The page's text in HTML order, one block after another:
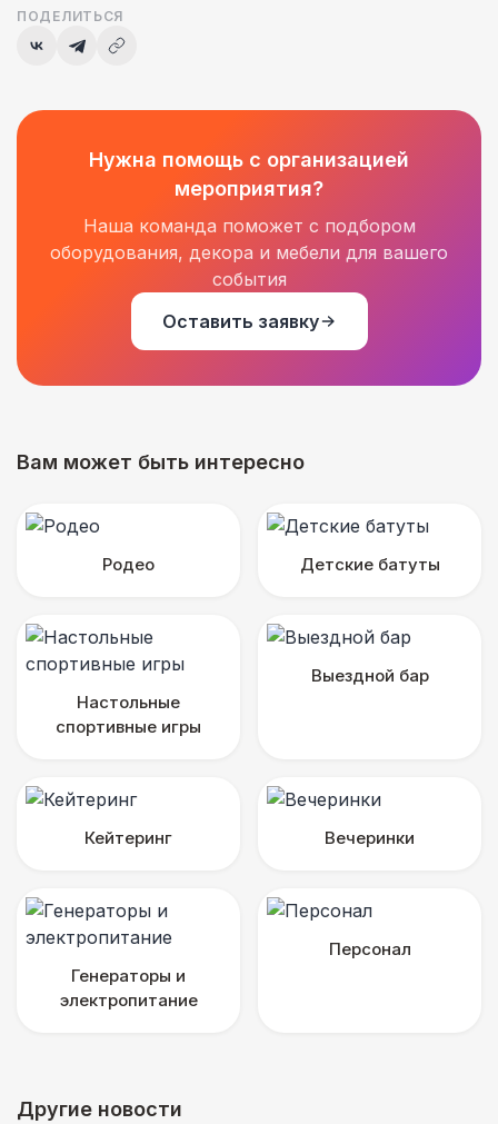
ПОДЕЛИТЬСЯ
Нужна помощь с организацией
мероприятия?
Наша команда поможет с подбором
оборудования, декора и мебели для вашего
события
Оставить заявку
Вам может быть интересно
Родео Детские батуты
Настольные
спортивные игры
Выездной бар
Кейтеринг Вечеринки
Генераторы и
электропитание
Персонал
Другие новости